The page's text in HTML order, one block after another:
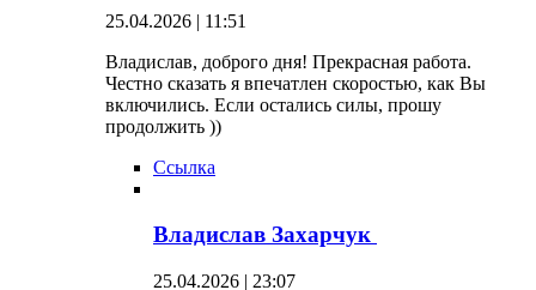
25.04.2026 | 11:51
Владислав, доброго дня! Прекрасная работа.
Честно сказать я впечатлен скоростью, как Вы
включились. Если остались силы, прошу
продолжить ))
Ссылка
Владислав Захарчук
25.04.2026 | 23:07